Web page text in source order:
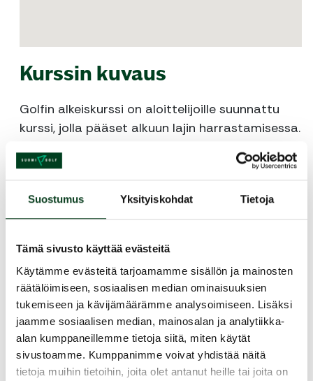
Suostumus Yksityiskohdat Tietoja
Tämä sivusto käyttää evästeitä
Käytämme evästeitä tarjoamamme sisällön ja mainosten
räätälöimiseen, sosiaalisen median ominaisuuksien
tukemiseen ja kävijämäärämme analysoimiseen. Lisäksi
jaamme sosiaalisen median, mainosalan ja analytiikka-
alan kumppaneillemme tietoja siitä, miten käytät
sivustoamme. Kumppanimme voivat yhdistää näitä
tietoja muihin tietoihin, joita olet antanut heille tai joita on
Kurssin kuvaus
Golfin alkeiskurssi on aloittelijoille suunnattu
kurssi, jolla pääset alkuun lajin harrastamisessa.
aikaisempaa lajituntemusta. Kurssilla
opetellaan golfissa tarvittavien peruslyöntien
tekniikat. Lisäksi käydään läpi tärkeimpiä
sääntöjä ja kentällä pelaamiseen liittyviä
asioita (etiketti).
Kurssin ajaksi saat käyttöösi kaikki tarvittavat
välineet ja aineiston ja kurssin päätteksi
suoritetaan golfarin ”ajokortti” eli green card.
Kurssit kestävät kaksi iltaa (ma-ti) ja ne
järjestetään Kartanogolfissa viikoittain
toukokuusta elokuun loppuun saakka.